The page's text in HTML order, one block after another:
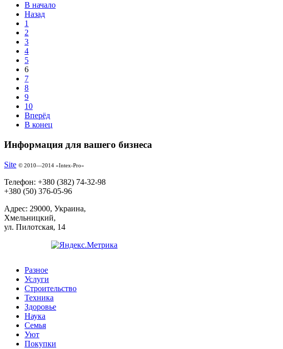
В начало
Назад
1
2
3
4
5
6
7
8
9
10
Вперёд
В конец
Информация для вашего бизнеса
Site © 2010—2014 «Intex-Pro»
Телефон: +380 (382) 74-32-98
+380 (50) 376-05-96
Адрес: 29000, Украина,
Хмельницкий,
ул. Пилотская, 14
Разное
Услуги
Cтроительство
Техника
Здоровье
Наука
Семья
Уют
Покупки